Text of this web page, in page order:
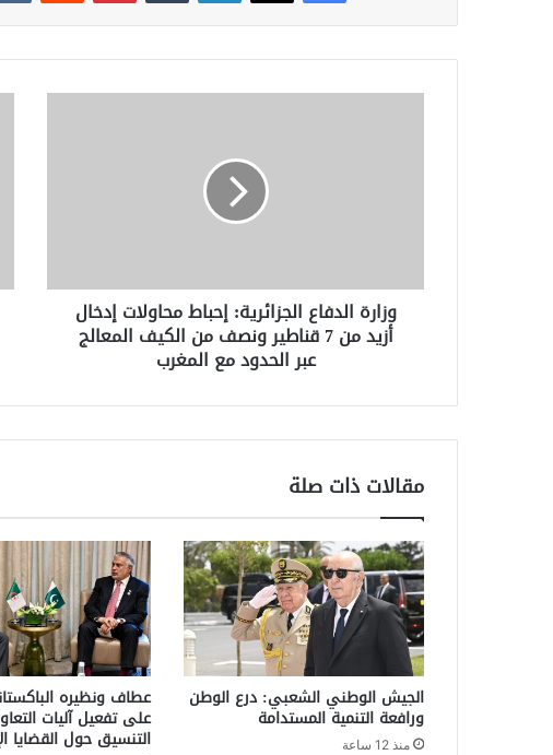
7
قناطير
ونصف
المغرب
وزارة الدفاع الجزائرية: إحباط محاولات إدخال
أزيد من 7 قناطير ونصف من الكيف المعالج
عبر الحدود مع المغرب
مقالات ذات صلة
الجيش الوطني الشعبي: درع الوطن
ورافعة التنمية المستدامة
منذ 12 ساعة
عطاف ونظيره
على تفعيل آليات
التنسيق حول القضايا